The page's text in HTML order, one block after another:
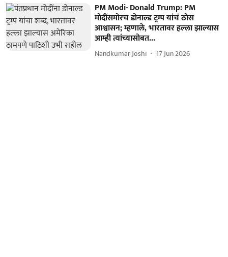
PM Modi- Donald Trump: PM
मोदींसमोरच डोनाल्ड ट्रम्प यांचं ठोस
आश्वासन; म्हणाले, भारतावर हल्ला झाल्यास
आम्ही त्यांच्यासोबत...
Nandkumar Joshi 17 Jun 2026